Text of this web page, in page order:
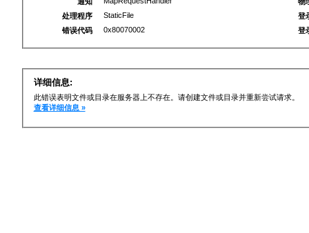
处理程序
StaticFile
错误代码
0x80070002
登
登
详细信息:
此错误表明文件或目录在服务器上不存在。请创建文件或目录并重新尝试请求。
查看详细信息 »